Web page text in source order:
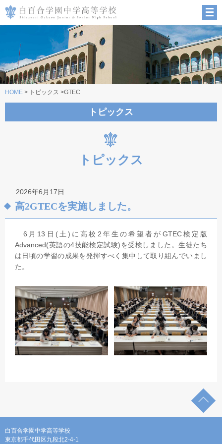
HOME > トピックス >GTEC
トピックス
トピックス
2026年6月17日
高2GTECを実施しました。
6月13日(土)に高校2年生の希望者がGTEC検定版
Advanced(英語の4技能検定試験)を受検しました。生徒たち
は日頃の学習の成果を発揮すべく集中して取り組んでいまし
た。
白百合学園中学高等学校
東京都千代田区九段北2-4-1